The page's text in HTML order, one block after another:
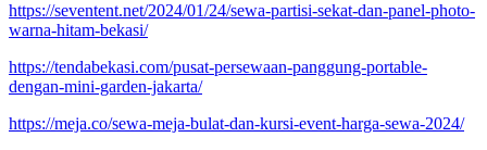
https://seventent.net/2024/01/24/sewa-partisi-sekat-dan-panel-photo-
warna-hitam-bekasi/
https://tendabekasi.com/pusat-persewaan-panggung-portable-
dengan-mini-garden-jakarta/
https://meja.co/sewa-meja-bulat-dan-kursi-event-harga-sewa-2024/